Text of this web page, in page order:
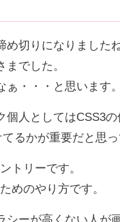
め切りになりました
でした。
ぁ・・・と思います
個人としてはCSS3
るかが重要だと思
トリーです。
めのやり方です。